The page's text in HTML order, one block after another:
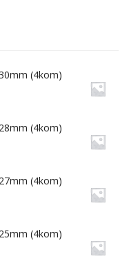
(4kom)
(4kom)
(4kom)
(4kom)